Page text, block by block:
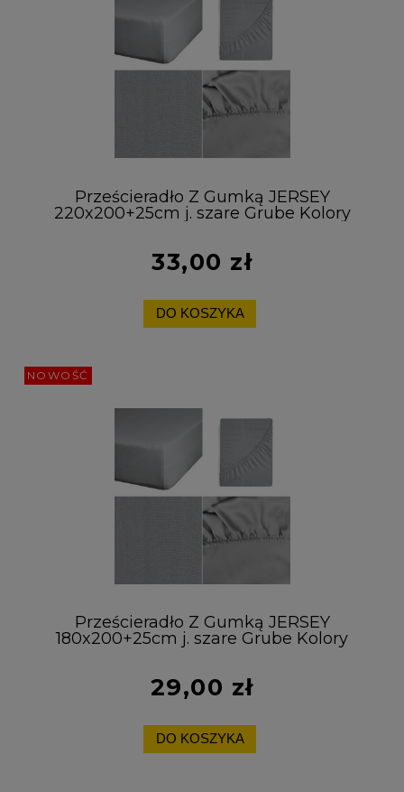
Prześcieradło Z Gumką JERSEY
220x200+25cm j. szare Grube Kolory
33,00 zł
DO KOSZYKA
Prześcieradło Z Gumką JERSEY
180x200+25cm j. szare Grube Kolory
29,00 zł
DO KOSZYKA
NOWOŚĆ